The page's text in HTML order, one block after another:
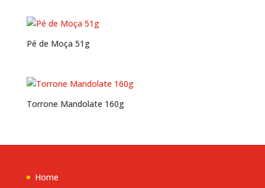
Pé de Moça 51g
Torrone Mandolate 160g
Home